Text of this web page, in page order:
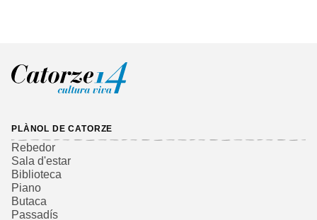
PLÀNOL DE CATORZE
Rebedor
Sala d'estar
Biblioteca
Piano
Butaca
Passadís